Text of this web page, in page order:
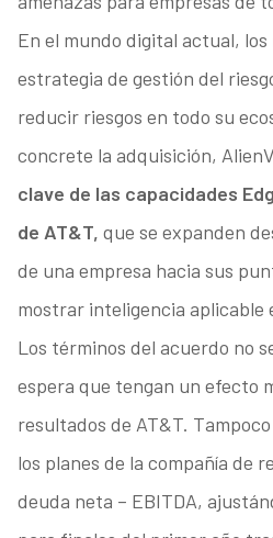
En el mundo digital actual,
estrategia de gestión del
reducir riesgos en todo su
concrete la adquisición,
clave de las capacidades
de AT&T, que se expanden
de una empresa hacia sus
mostrar inteligencia aplicable
Los términos del acuerdo no
espera que tengan un efecto
resultados de AT&T.
los planes de la compañía de
deuda neta – EBITDA,